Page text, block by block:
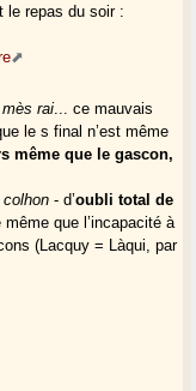
le repas du soir :
mès rai ... ce mauvais
le s final n’est même
même que le gascon,
colhon - d’oubli total de
même que l’incapacité à
(Lacquy = Làqui, par